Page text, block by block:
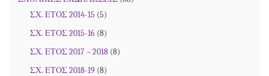
ΣΧ. ΕΤΟΣ 2014-15 (5)
ΣΧ. ΕΤΟΣ 2015-16 (8)
ΣΧ. ΕΤΟΣ 2017 – 2018 (8)
ΣΧ. ΕΤΟΣ 2018-19 (8)